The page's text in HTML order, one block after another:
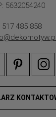
5632054240
517 485 858